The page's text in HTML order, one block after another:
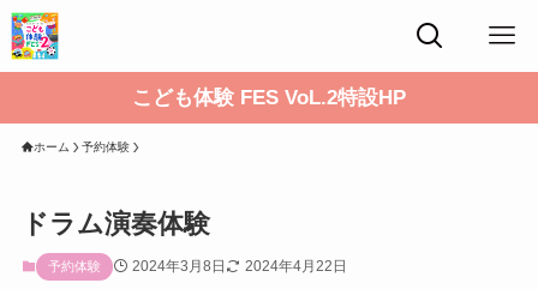
こども体験 FES VoL.2特設HP
ホーム 予約体験
ドラム演奏体験
予約体験 2024年3月8日 2024年4月22日